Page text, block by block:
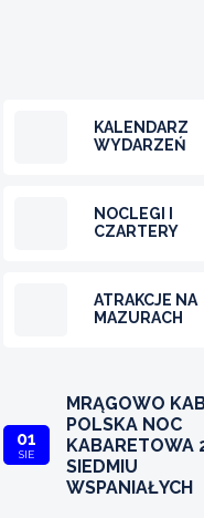
KALENDARZ
WYDARZEŃ
NOCLEGI I
CZARTERY
ATRAKCJE NA
MAZURACH
01
SIE
MRĄGOWO
POLSKA NOC
KABARETOWA
SIEDMIU
WSPANIAŁYCH